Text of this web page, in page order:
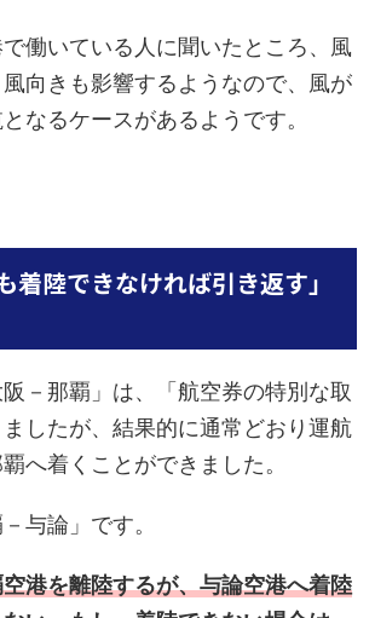
働いている人に聞いたところ、風
向きも影響するようなので、風が
なるケースがあるようです。
着陸できなければ引き返す」
－那覇」は、「航空券の特別な取
したが、結果的に通常どおり運航
へ着くことができました。
与論」です。
港を離陸するが、与論空港へ着陸